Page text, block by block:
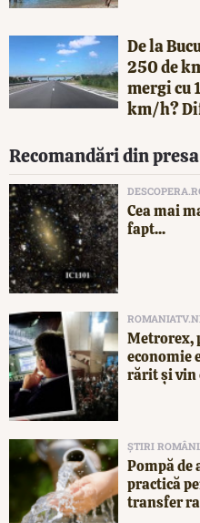
De la
250 de
mergi cu
km/h?
Recomandări din
Cea mai
fapt...
Metrorex,
economie
rărit și vin
ȘTIRI
Pompă de
practică
transfer